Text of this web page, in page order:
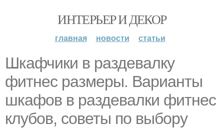
ИНТЕРЬЕР И ДЕКОР
главная новости статьи
Шкафчики в раздевалку
фитнес размеры. Варианты
шкафов в раздевалки фитнес
клубов, советы по выбору